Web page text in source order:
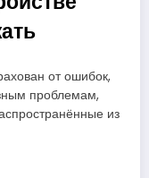
от ошибок,
проблемам,
из